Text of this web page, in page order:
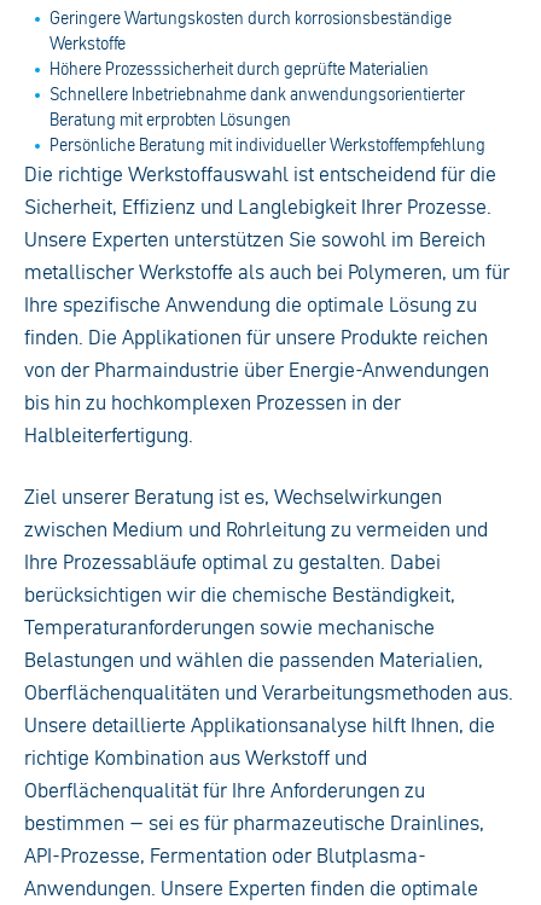
Geringere Wartungskosten durch korrosionsbeständige
Werkstoffe
Höhere Prozesssicherheit durch geprüfte Materialien
Schnellere Inbetriebnahme dank anwendungsorientierter
Beratung mit erprobten Lösungen
Persönliche Beratung mit individueller Werkstoffempfehlung
Die richtige Werkstoffauswahl ist entscheidend für die
Sicherheit, Effizienz und Langlebigkeit Ihrer Prozesse.
Unsere Experten unterstützen Sie sowohl im Bereich
metallischer Werkstoffe als auch bei Polymeren, um für
Ihre spezifische Anwendung die optimale Lösung zu
finden. Die Applikationen für unsere Produkte reichen
von der Pharmaindustrie über Energie-Anwendungen
bis hin zu hochkomplexen Prozessen in der
Halbleiterfertigung.
Ziel unserer Beratung ist es, Wechselwirkungen
zwischen Medium und Rohrleitung zu vermeiden und
Ihre Prozessabläufe optimal zu gestalten. Dabei
berücksichtigen wir die chemische Beständigkeit,
Temperaturanforderungen sowie mechanische
Belastungen und wählen die passenden Materialien,
Oberflächenqualitäten und Verarbeitungsmethoden aus.
Unsere detaillierte Applikationsanalyse hilft Ihnen, die
richtige Kombination aus Werkstoff und
Oberflächenqualität für Ihre Anforderungen zu
bestimmen – sei es für pharmazeutische Drainlines,
API-Prozesse, Fermentation oder Blutplasma-
Anwendungen. Unsere Experten finden die optimale